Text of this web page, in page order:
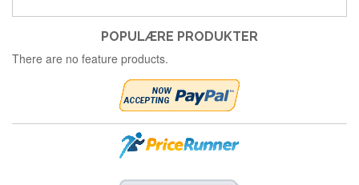
POPULÆRE PRODUKTER
There are no feature products.